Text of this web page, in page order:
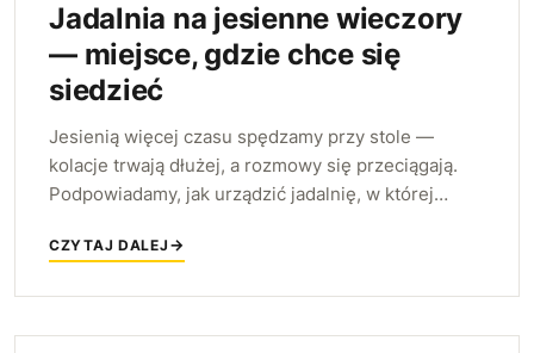
Jadalnia na jesienne wieczory
— miejsce, gdzie chce się
siedzieć
Jesienią więcej czasu spędzamy przy stole —
kolacje trwają dłużej, a rozmowy się przeciągają.
Podpowiadamy, jak urządzić jadalnię, w której
po ciepłe światło i sezonowe akcenty.
CZYTAJ DALEJ